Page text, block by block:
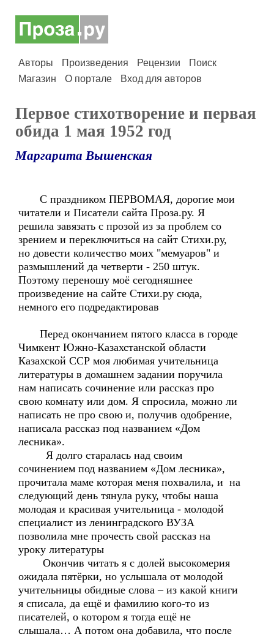
Авторы Произведения Рецензии
Поиск
Магазин
О портале Вход для авторов
Первое стихотворение и первая
обида 1 мая 1952 год
Маргарита Вышенская
С праздником ПЕРВОМАЯ, дорогие мои
читатели и Писатели сайта Проза.ру. Я
решила завязать с прозой из за проблем со
зрением и переключиться на сайт Стихи.ру,
но довести количество моих "мемуаров" и
размышлений да четверти - 250 штук.
Поэтому переношу моё сегодняшнее
произведение на сайте Стихи.ру сюда,
немного его подредактировав
Перед окончанием пятого класса в городе
Чимкент Южно-Казахстанской области
Казахской ССР моя любимая учительница
литературы в домашнем задании поручила
нам написать сочинение или рассказ про
свою комнату или дом. Я спросила, можно ли
написать не про свою и, получив одобрение,
написала рассказ под названием «Дом
лесника».
Я долго старалась над своим
сочинением под названием «Дом лесника»,
прочитала маме которая меня похвалила, и на
следующий день тянула руку, чтобы наша
молодая и красивая учительница - молодой
специалист из ленинградского ВУЗА
позволила мне прочесть свой рассказ на
уроку литературы
Окончив читать я с долей высокомерия
ожидала пятёрки, но услышала от молодой
учительницы обидные слова – из какой книги
я списала, да ещё и фамилию кого-то из
писателей, о котором я тогда ещё не
слышала… А потом она добавила, что после